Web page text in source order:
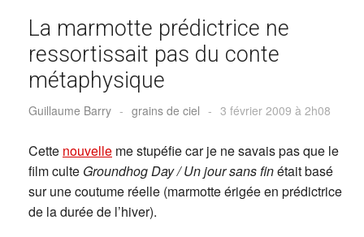
La marmotte prédictrice ne
ressortissait pas du conte
métaphysique
Guillaume Barry - grains de ciel - 3 février 2009 à 2h08
Cette nouvelle me stupéfie car je ne savais pas que le
film culte Groundhog Day / Un jour sans finétait basé
sur une coutume réelle (marmotte érigée en prédictrice
de la durée de l’hiver).